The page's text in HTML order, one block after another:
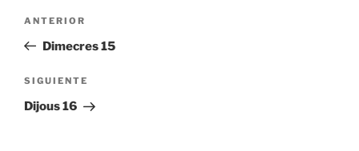
Navegación
entradas
Entrada
anterior:
ANTERIOR
Dimecres 15
Siguiente
entrada
SIGUIENTE
Dijous 16